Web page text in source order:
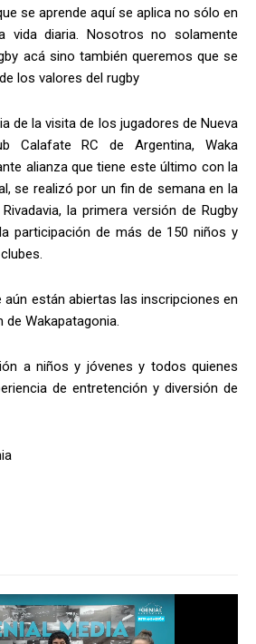
se aprende aquí se aplica no sólo en
vida diaria. Nosotros no solamente
acá sino también queremos que se
los valores del rugby
de la visita de los jugadores de Nueva
Calafate RC de Argentina, Waka
alianza que tiene este último con la
se realizó por un fin de semana en la
la primera versión de Rugby
participación de más de 150 niños y
aún están abiertas las inscripciones en
de Wakapatagonia.
a niños y jóvenes y todos quienes
de entretención y diversión de